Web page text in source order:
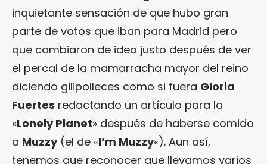
inquietante sensación de que hubo gran
parte de votos que iban para Madrid pero
que cambiaron de idea justo después de ver
el percal de la mamarracha mayor del reino
diciendo gilipolleces como si fuera Gloria
Fuertes redactando un artículo para la
«Lonely Planet» después de haberse comido
a Muzzy(el de «I’m Muzzy«). Aun así,
tenemos que reconocer que llevamos varios